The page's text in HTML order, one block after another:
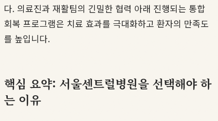
다. 의료진과 재활팀의 긴밀한 협력 아래 진행되는 통합
회복 프로그램은 치료 효과를 극대화하고 환자의 만족도
를 높입니다.
핵심 요약: 서울센트럴병원을 선택해야 하
는 이유